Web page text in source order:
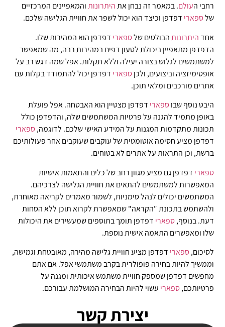
רחבי העולם. במאמר זה נבחן אתהיתרונותוהמאפיינים המרכזיים
שלספארי דפדפן וכיצד הוא יכול לשפר את חוויית הגלישה שלכם.
אחדהיתרונותהבולטים שלספארי דפדפן הוא המהירות שלו.
הדפדפן מתאפיין ביכולת לטעון דפים במהירות רבה, מה שמאפשר
למשתמשים לגלוש בצורה יעילה וללא תקלות. אפל שמה דגש רב על
אופטימיזציה וביצועים, ולכןספארי דפדפן יכול להתמודד בקלות עם
אתרים מורכבים ומלאי תוכן.
היבט נוסף שבוספארי דפדפן מצטיין הוא האבטחה. אפל פועלת
באופן מתמיד להגנה על פרטיות המשתמשים שלה, והדפדפן כולל
תכונות מתקדמות המגנות על המידע האישי שלכם. לדוגמה,ספארי
דפדפן מציע חסימה אוטומטית של עוקבים שעוקבים אחר פעולותיכם
ברשת, וכן התראות על אתרים לא בטוחים.
ספארי דפדפן גם מציע מגוון רחב של כלים והתאמות אישיות
המאפשרות למשתמשים להתאים את חוויית הגלישה לצרכיהם.
המשתמשים יכולים לנהל סימניות, לשמור מאמרים לקריאה מאוחרת,
ולהשתמש בתכונת "הקראה" שמאפשרת לקרוא תוכן ללא הסחות
דעת. בנוסף,ספארי דפדפן תומך בתוספים שמעשירים את היכולות
שלו ומאפשרים התאמה אישית נוספת.
לסיכום,ספארי דפדפן מציע חוויית גלישה מהירה, מאובטחת וגמישה,
וממשיך להיות בחירה פופולרית בקרב משתמשי אפל. אם אתם
מחפשים דפדפן שמספק חוויית משתמש איכותית ומגנה על
פרטיותכם,ספארי עשוי להיות הבחירה המושלמת עבורכם.
יצירת קשר